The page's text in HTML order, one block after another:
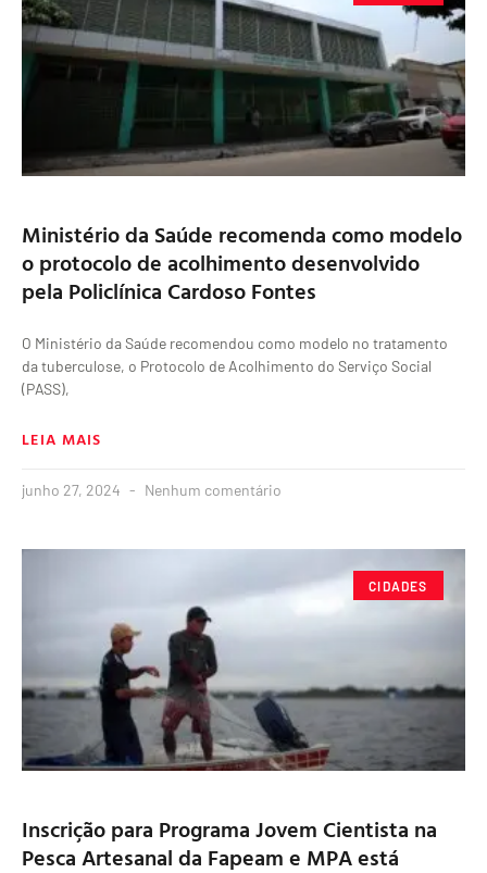
Ministério da Saúde recomenda como modelo
o protocolo de acolhimento desenvolvido
pela Policlínica Cardoso Fontes
O Ministério da Saúde recomendou como modelo no tratamento
da tuberculose, o Protocolo de Acolhimento do Serviço Social
(PASS),
LEIA MAIS
junho 27, 2024 Nenhum comentário
CIDADES
Inscrição para Programa Jovem Cientista na
Pesca Artesanal da Fapeam e MPA está